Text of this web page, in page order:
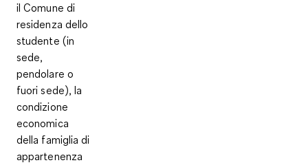
il Comune di
residenza dello
studente (in
sede,
pendolare o
fuori sede), la
condizione
economica
della famiglia di
appartenenza